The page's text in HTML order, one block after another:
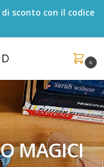
sconto con il codice
0
MAGICI